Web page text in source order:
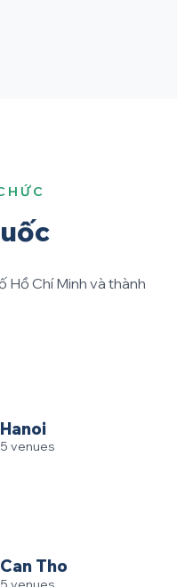
Hồ Chí Minh và thành
Hanoi
5 venues
Can Tho